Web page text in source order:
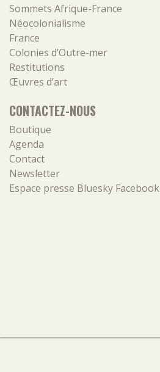
Sommets Afrique-France
Néocolonialisme
France
Colonies d’Outre-mer
Restitutions
Œuvres d’art
CONTACTEZ-NOUS
Boutique
Agenda
Contact
Newsletter
Espace presse Bluesky Facebook